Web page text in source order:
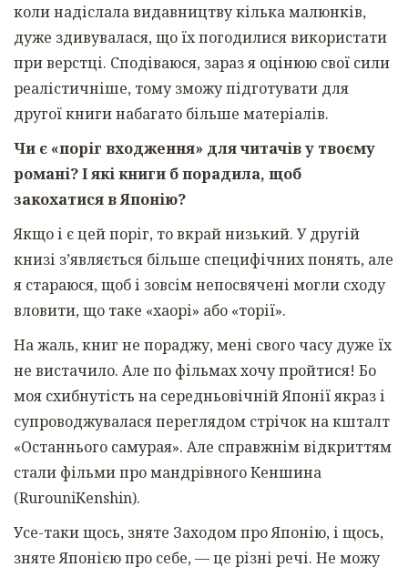
коли надіслала видавництву кілька малюнків,
дуже здивувалася, що їх погодилися використати
при верстці. Сподіваюся, зараз я оцінюю свої сили
реалістичніше, тому зможу підготувати для
другої книги набагато більше матеріалів.
Чи є «поріг входження» для читачів у твоєму
романі? І які книги б порадила, щоб
закохатися в Японію?
Якщо і є цей поріг, то вкрай низький. У другій
книзі з’являється більше специфічних понять, але
я стараюся, щоб і зовсім непосвячені могли сходу
вловити, що таке «хаорі» або «торії».
На жаль, книг не пораджу, мені свого часу дуже їх
не вистачило. Але по фільмах хочу пройтися! Бо
моя схибнутість на середньовічній Японії якраз і
супроводжувалася переглядом стрічок на кшталт
«Останнього самурая». Але справжнім відкриттям
стали фільми про мандрівного Кеншина
(RurouniKenshin).
Усе-таки щось, зняте Заходом про Японію, і щось,
зняте Японією про себе, — це різні речі. Не можу